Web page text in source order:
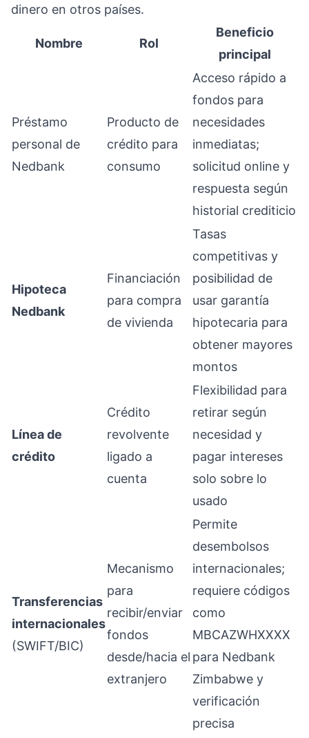
dinero en otros países.
Nombre Rol
Beneficio
principal
Préstamo
personal de
Nedbank
Producto de
crédito para
consumo
Acceso rápido a
fondos para
necesidades
inmediatas;
solicitud online y
respuesta según
historial crediticio
Hipoteca
Nedbank
Financiación
para compra
de vivienda
Tasas
competitivas y
posibilidad de
usar garantía
hipotecaria para
obtener mayores
montos
Línea de
crédito
Crédito
revolvente
ligado a
cuenta
Flexibilidad para
retirar según
necesidad y
pagar intereses
solo sobre lo
usado
Transferencias
internacionales
(SWIFT/BIC)
Mecanismo
para
recibir/enviar
fondos
desde/hacia el
extranjero
Permite
desembolsos
internacionales;
requiere códigos
como
MBCAZWHXXXX
para Nedbank
Zimbabwe y
verificación
precisa